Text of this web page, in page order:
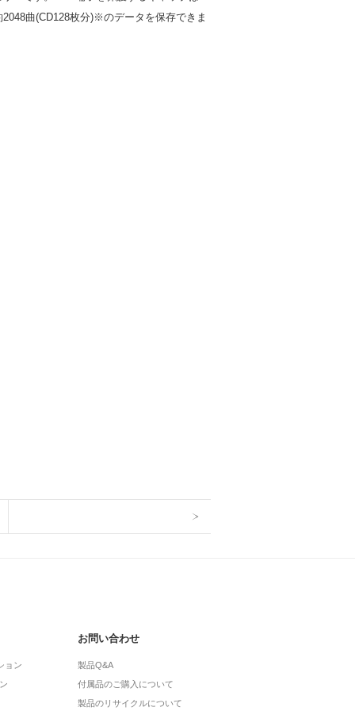
曲(CD128枚分)※のデータを保存できま
ョン
お問い合わせ
製品Q&A
付属品のご購入について
製品のリサイクルについて